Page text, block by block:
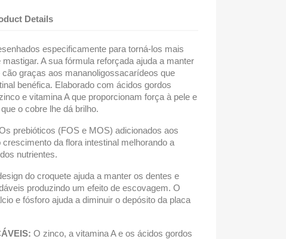
Details
especificamente para torná-los mais
A sua fórmula reforçada ajuda a manter
graças aos mananoligossacarídeos que
benéfica. Elaborado com ácidos gordos
e vitamina A que proporcionam força à pele e
o cobre lhe dá brilho.
prebióticos (FOS e MOS) adicionados aos
da flora intestinal melhorando a
nutrientes.
do croquete ajuda a manter os dentes e
produzindo um efeito de escovagem. O
e fósforo ajuda a diminuir o depósito da placa
O zinco, a vitamina A e os ácidos gordos